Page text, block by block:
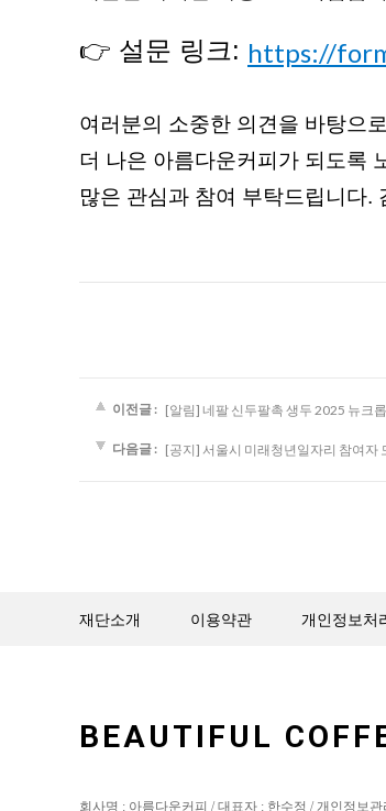
👉 설문 링크: https://
여러분의 소중한 의견을 바탕으로
더 나은 아름다운커피가 되도록
많은 관심과 참여 부탁드립니다.
이전글 : [알림] 네팔 신두팔촉 생두 2025 뉴크
다음글 : [공지] 서울시 미래청년일자리 참여자
재단소개 이용약관 개인정보처
BEAUTIFUL
회사명 : 아름다운커피 / 대표자 : 한수정 / 개인정보